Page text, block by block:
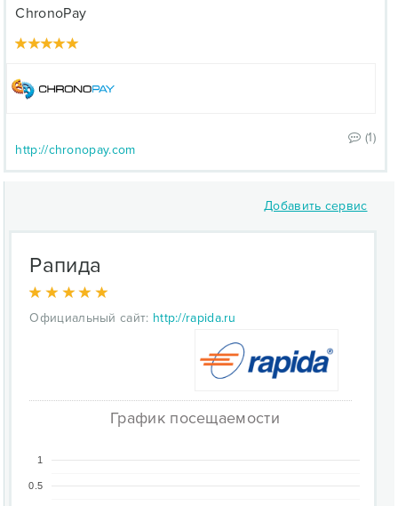
ChronoPay
(1)
http://chronopay.com
Добавить сервис
Рапида
Официальный сайт: http://rapida.ru
График посещаемости
0.5
1